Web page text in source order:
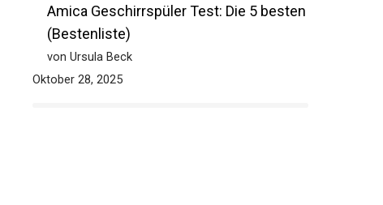
Amica Geschirrspüler Test: Die 5 besten
(Bestenliste)
von Ursula Beck
Oktober 28, 2025